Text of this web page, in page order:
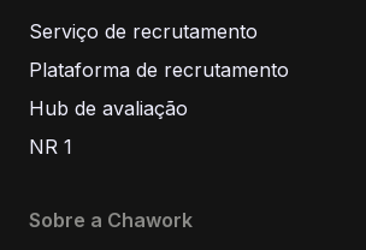
Serviço de recrutamento
Plataforma de recrutamento
Hub de avaliação
NR 1
Sobre a Chawork